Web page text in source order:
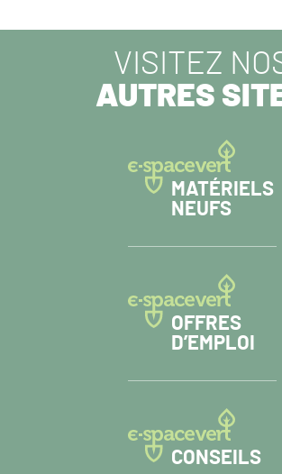
VISITEZ
AUTRES
MATÉRIELS
NEUFS
OFFRES
D’EMPLOI
CONSEILS